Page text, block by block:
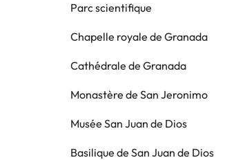
Parc scientifique
Chapelle royale de Granada
Cathédrale de Granada
Monastère de San Jeronimo
Musée San Juan de Dios
Basilique de San Juan de Dios